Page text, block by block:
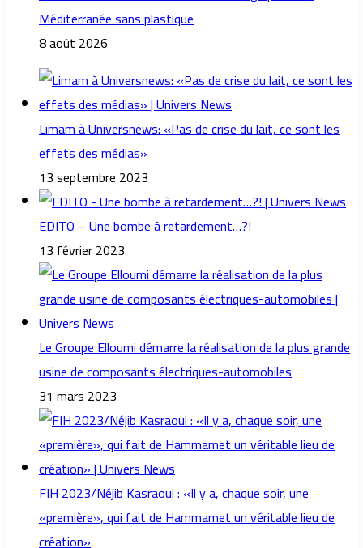
Méditerranée sans plastique
8 août 2026
Limam à Universnews: «Pas de crise du lait, ce sont les
effets des médias»
13 septembre 2023
EDITO – Une bombe à retardement…?!
13 février 2023
Le Groupe Elloumi démarre la réalisation de la plus grande
usine de composants électriques-automobiles
31 mars 2023
FIH 2023/Néjib Kasraoui : «Il y a, chaque soir, une
«première», qui fait de Hammamet un véritable lieu de
création»